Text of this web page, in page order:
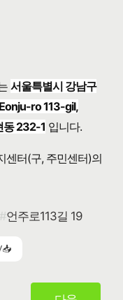
서울특별시 강남구
ro 113-gil,
동 232-1 입니다.
센터(구, 주민센터)의
언주로113길 19
📥